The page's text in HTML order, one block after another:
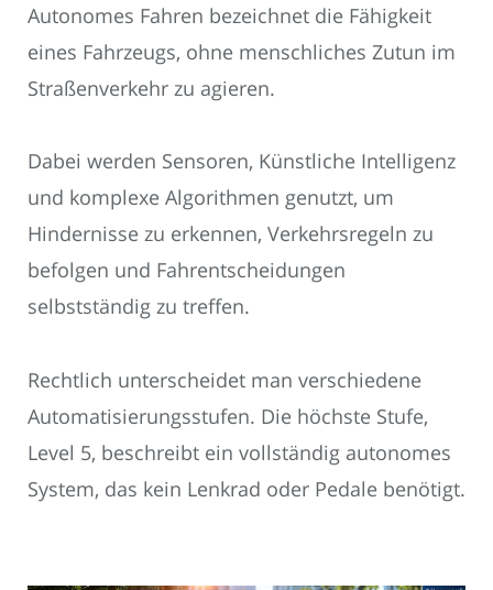
Autonomes Fahren bezeichnet die Fähigkeit
eines Fahrzeugs, ohne menschliches Zutun im
Straßenverkehr zu agieren.
Dabei werden Sensoren, Künstliche Intelligenz
und komplexe Algorithmen genutzt, um
Hindernisse zu erkennen, Verkehrsregeln zu
befolgen und Fahrentscheidungen
selbstständig zu treffen.
Rechtlich unterscheidet man verschiedene
Automatisierungsstufen. Die höchste Stufe,
Level 5, beschreibt ein vollständig autonomes
System, das kein Lenkrad oder Pedale benötigt.